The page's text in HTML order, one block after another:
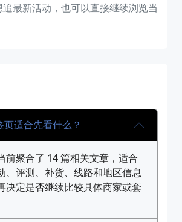
最新活动，也可以直接继续浏览当
页适合先看什么？
前聚合了 14 篇相关文章，适合
、评测、补货、线路和地区信息
决定是否继续比较具体商家或套